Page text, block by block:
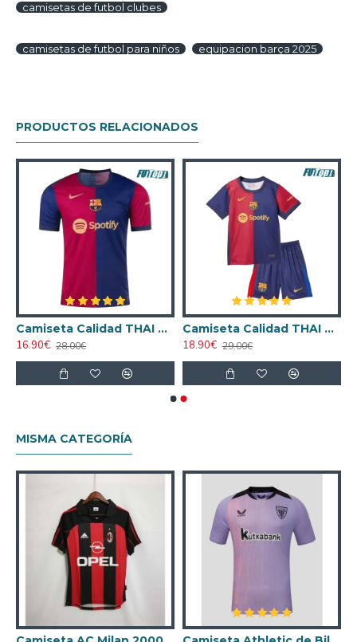
camisetas de futbol clubes
camisetas de futbol para niños equipacion barça 2025
PRODUCTOS RELACIONADOS
Camiseta Calidad THAI Barcelona Home 2024/25
16.90€ 28.00€
Camiseta Calidad THAI Barcelona Local Primera Equipación 2024/25 Equipación
18.90€ 29.00€
MISMA CATEGORÍA